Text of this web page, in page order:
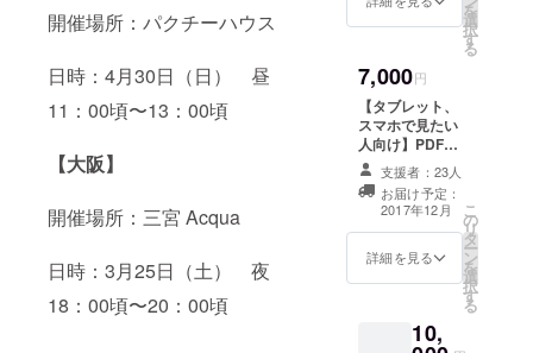
開催場所：パクチーハウス
日時：4月30日（日） 昼
11：00頃〜13：00頃
【大阪】
開催場所：三宮 Acqua
日時：3月25日（土） 夜
18：00頃〜20：00頃
ンプ
レート
ドリン
クをご
用意し
ます。
時間帯
はラン
チを予
定して
いま
加のご
注文は
とさせ
を
選
択
す
る
7,000円
【タブレット、
スマホで見たい
人向け】PDF
データセット ・
完成したレシピ
ブック ・巻末に
お名前を掲載 ・
完成した本の完
全PDFデータ
支援者：23人
お届け予定：
2017年12月
詳細を見る
こ
の
リ
タ
ー
ン
を
選
択
す
る
10,